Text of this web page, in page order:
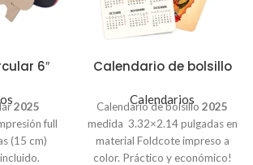
6″
2025
full
(15 cm)
Calendario de bolsillo
Calendarios
Calendario de bolsillo 2025
medida 3.32×2.14 pulgadas en
material Foldcote impreso a
color. Práctico y económico!